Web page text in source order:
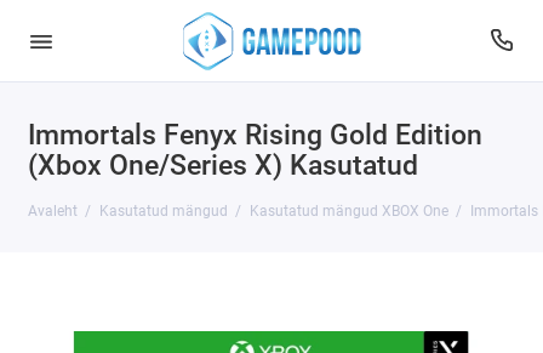
Immortals Fenyx Rising Gold Edition
(Xbox One/Series X) Kasutatud
Avaleht Kasutatud mängud Kasutatud mängud XBOX One Immortals